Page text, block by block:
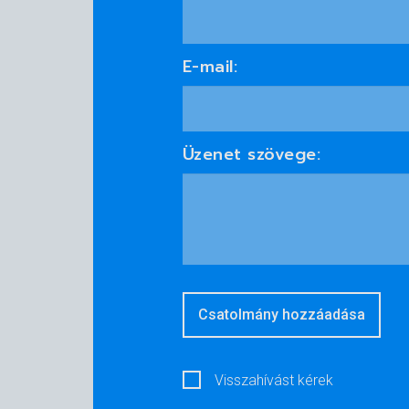
E-mail:
Üzenet szövege:
Csatolmány hozzáadása
Visszahívást kérek